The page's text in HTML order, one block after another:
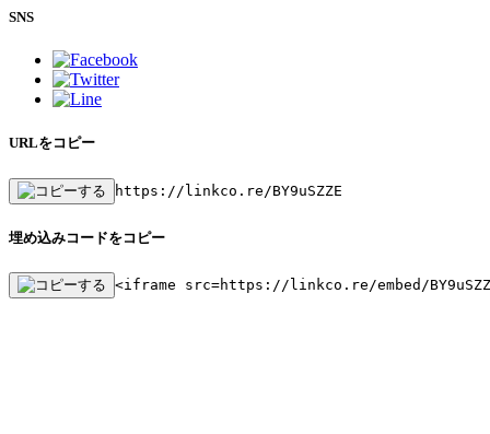
SNS
URLをコピー
https://linkco.re/BY9uSZZE
埋め込みコードをコピー
<iframe src=https://linkco.re/embed/